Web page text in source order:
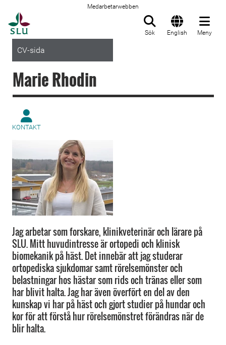
Medarbetarwebben
Sök English Meny
CV-sida
Marie Rhodin
KONTAKT
Jag arbetar som forskare, klinikveterinär och lärare på
SLU. Mitt huvudintresse är ortopedi och klinisk
biomekanik på häst. Det innebär att jag studerar
ortopediska sjukdomar samt rörelsemönster och
belastningar hos hästar som rids och tränas eller som
har blivit halta. Jag har även överfört en del av den
kunskap vi har på häst och gjort studier på hundar och
kor för att förstå hur rörelsemönstret förändras när de
blir halta.